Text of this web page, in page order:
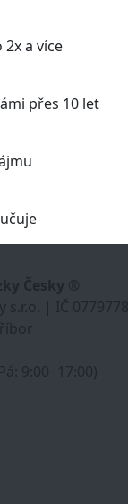
a více
přes 10 let
Česky ®
s.r.o. | IČ 07797788
9:00- 17:00)